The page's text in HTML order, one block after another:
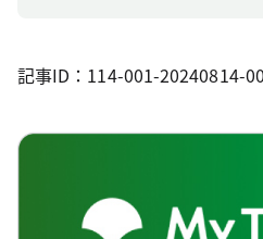
記事ID：114-001-20240814-